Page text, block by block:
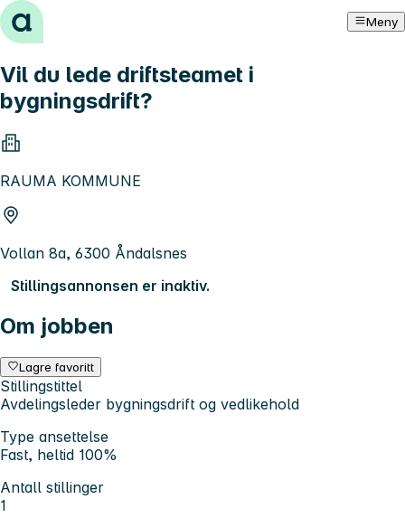
Hopp til innhold Meny
Vil du lede driftsteamet i
bygningsdrift?
RAUMA KOMMUNE
Vollan 8a, 6300 Åndalsnes
Stillingsannonsen er inaktiv.
Om jobben
Lagre favoritt
Stillingstittel
Avdelingsleder bygningsdrift og vedlikehold
Type ansettelse
Fast, heltid 100%
Antall stillinger
1